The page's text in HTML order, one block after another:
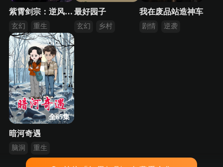
紫霄剑宗：逆风起亦敢登峰
玄幻
重生
逆袭
最好园子
玄幻 乡村
我在废品站造神车
剧情
逆袭
全65集
暗河奇遇
脑洞
重生